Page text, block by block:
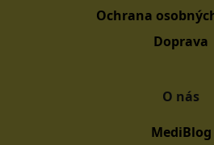
Ochrana
Doprava
O nás
MediBlog